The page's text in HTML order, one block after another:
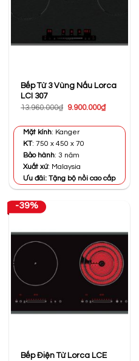
Bếp Từ 3 Vùng Nấu Lorca
LCI 307
13.960.000₫ Giá
13.960.000₫.
9.900.000₫Giá
Mặt kính: Kanger
KT: 750 x 450 x 70
Bảo hành: 3 năm
Xuất xứ: Malaysia
Ưu đãi: Tặng bộ nồi cao cấp
-39%
Bếp Điện Từ Lorca LCE